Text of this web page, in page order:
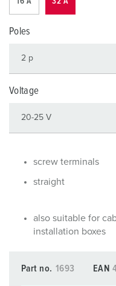
Poles
Voltage
screw terminals
straight
also suitable for
installation boxes
Part no. 1693 EAN